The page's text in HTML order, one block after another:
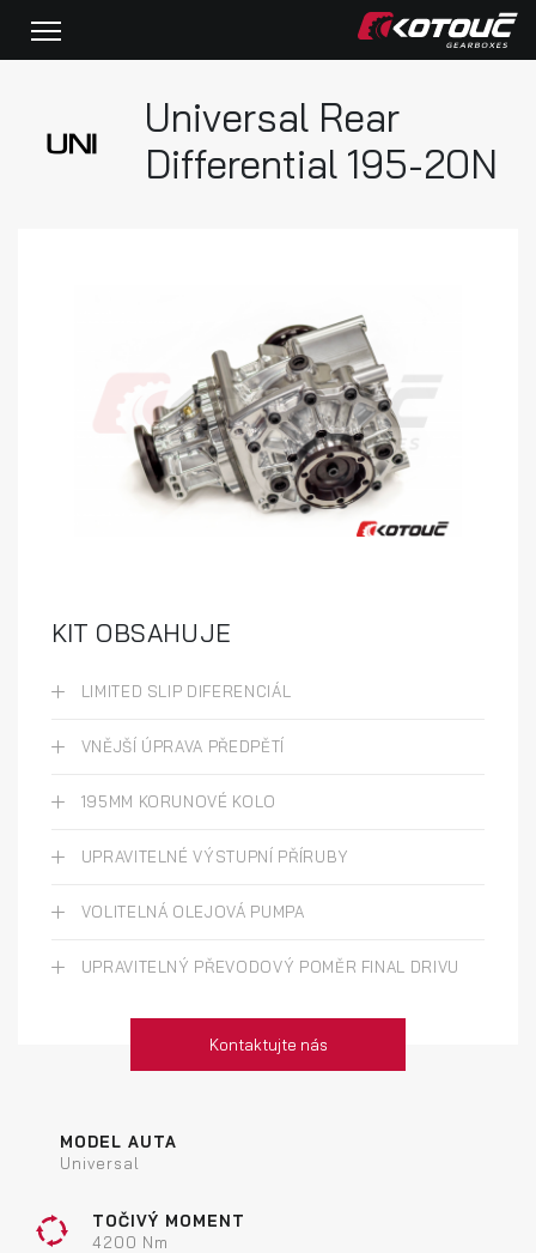
Universal Rear
Differential 195-20N
KIT OBSAHUJE
LIMITED SLIP DIFERENCIÁL
VNĚJŠÍ ÚPRAVA PŘEDPĚTÍ
195MM KORUNOVÉ KOLO
UPRAVITELNÉ VÝSTUPNÍ PŘÍRUBY
VOLITELNÁ OLEJOVÁ PUMPA
UPRAVITELNÝ PŘEVODOVÝ POMĚR FINAL DRIVU
Kontaktujte nás
MODEL AUTA
Universal
TOČIVÝ MOMENT
4200 Nm